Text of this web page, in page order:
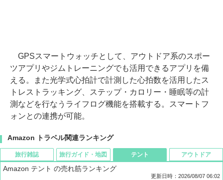
GPSスマートウォッチとして、アウトドア系のスポー
ツアプリやジムトレーニングでも活用できるアプリを備
える。また光学式心拍計で計測した心拍数を活用したス
トレストラッキング、ステップ・カロリー・睡眠等の計
測などを行なうライフログ機能を搭載する。スマートフ
ォンとの連携が可能。
Amazon トラベル関連ランキング
旅行雑誌 旅行ガイド・地図 テント
Amazon テント の売れ筋ランキング
更新日時：2026/08/07 06:02
アウトドア